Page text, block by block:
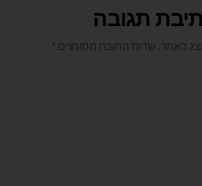
תגובה
באתר. שדות החובה מסומנים *